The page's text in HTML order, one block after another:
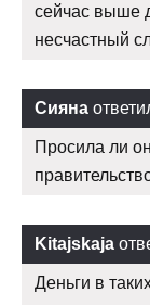
сейчас выше
несчастный
Сияна
Просила ли
Kitajskaja
Деньги в